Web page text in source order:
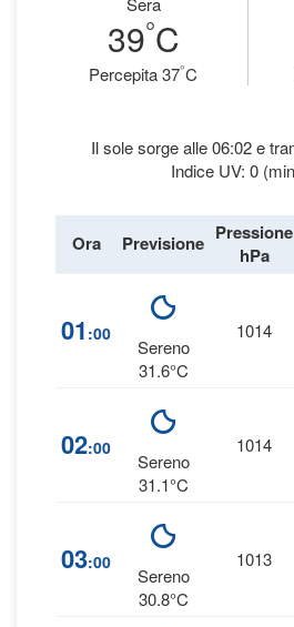
39°C
Percepita 37°C
Il sole sorge alle 06:02 e
Indice UV: 0
Ora Previsione Pressione
hPa
01 :00
Sereno
31.6°C
1014
02:00
Sereno
31.1°C
1014
03:00
Sereno
30.8°C
1013